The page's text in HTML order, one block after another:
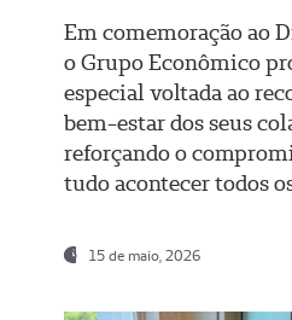
Em comemoração ao
o Grupo Econômico
especial voltada ao
bem-estar dos seus
reforçando o
tudo acontecer todos
15 de maio, 2026